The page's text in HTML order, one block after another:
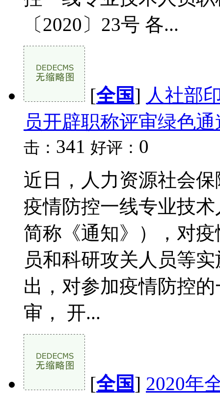
〔2020〕23号 各...
[全国] 人社部
员开辟职称评审绿色通
击： 341 好评： 0
近日，人力资源社会
疫情防控一线专业技
简称《通知》），对
员和科研攻关人员等
出，对参加疫情防控
审， 开...
[全国] 2020年